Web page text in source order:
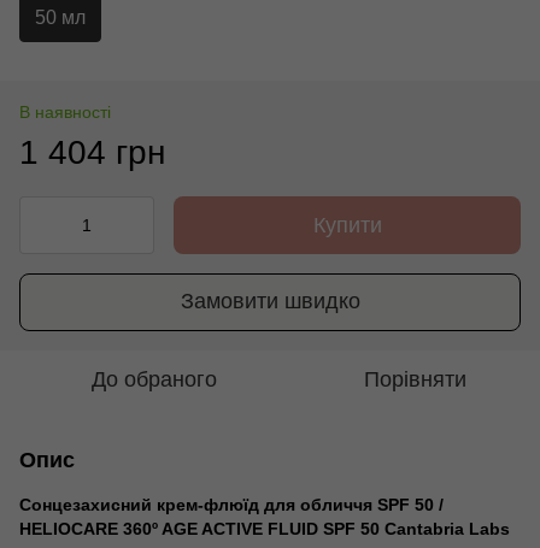
50 мл
В наявності
1 404 грн
Купити
Замовити швидко
До обраного Порівняти
Опис
Сонцезахисний крем-флюїд для обличчя SPF 50 /
HELIOCARE 360º AGE ACTIVE FLUID SPF 50 Cantabria Labs